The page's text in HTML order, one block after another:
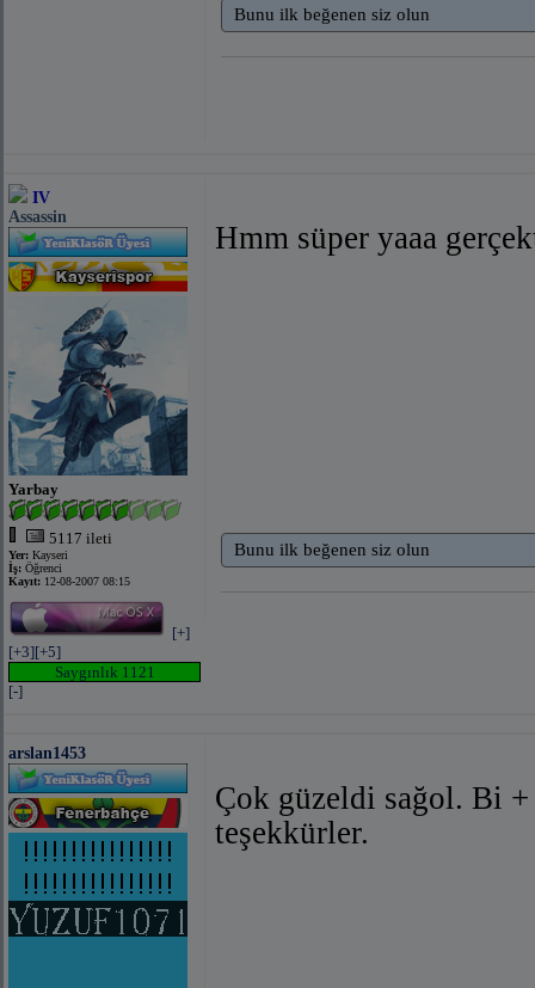
Bunu ilk beğenen siz olun
IV
Assassin
Yarbay
5117 ileti
Yer: Kayseri
İş: Öğrenci
Kayıt: 12-08-2007 08:15
[+]
[+3][+5]
Saygınlık 1121
[-]
Hmm süper yaaa
Bunu ilk beğenen siz olun
arslan1453
Çok güzeldi sağol. Bi +
teşekkürler.